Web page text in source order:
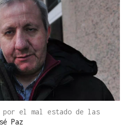
por el mal estado de las
Paz